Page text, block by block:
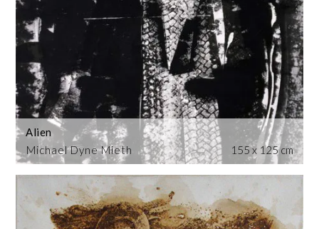
Michael Dyne Mieth
Alien
155 x 125 cm